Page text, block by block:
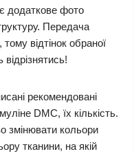
є додаткове фото
Передача
відтінок обраної
рекомендовані
DMC, їх кількість.
змінювати кольори
тканини, на якій